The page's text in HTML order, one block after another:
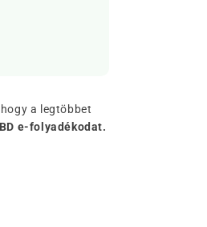
a legtöbbet
e-folyadékodat.